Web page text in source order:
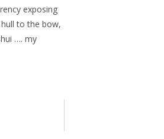
exposing
to the bow,
…. my